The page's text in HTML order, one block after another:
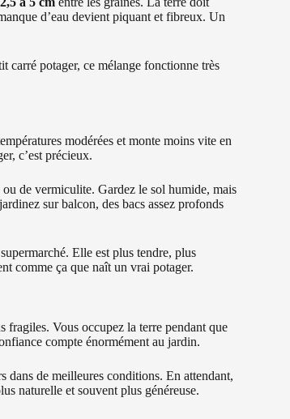
d’eau devient piquant et fibreux. Un
carré potager, ce mélange fonctionne très
modérées et monte moins vite en
c’est précieux.
de vermiculite. Gardez le sol humide, mais
sur balcon, des bacs assez profonds
Elle est plus tendre, plus
comme ça que naît un vrai potager.
fragiles. Vous occupez la terre pendant que
compte énormément au jardin.
dans de meilleures conditions. En attendant,
naturelle et souvent plus généreuse.